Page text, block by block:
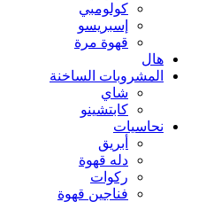
كولومبي
إسبريسو
قهوة مرة
هال
المشروبات الساخنة
شاي
كابتشينو
نحاسيات
أبريق
‏دله قهوة
ركوات
فناجين قهوة